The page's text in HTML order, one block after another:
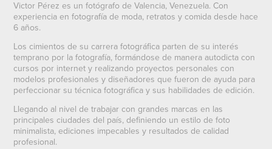
Victor Pérez es un fotógrafo de Valencia, Venezuela. Con
experiencia en fotografía de moda, retratos y comida desde hace
6 años.
Los cimientos de su carrera fotográfica parten de su interés
temprano por la fotografía, formándose de manera autodicta con
cursos por internet y realizando proyectos personales con
modelos profesionales y diseñadores que fueron de ayuda para
perfeccionar su técnica fotográfica y sus habilidades de edición.
Llegando al nivel de trabajar con grandes marcas en las
principales ciudades del país, definiendo un estilo de foto
minimalista, ediciones impecables y resultados de calidad
profesional.